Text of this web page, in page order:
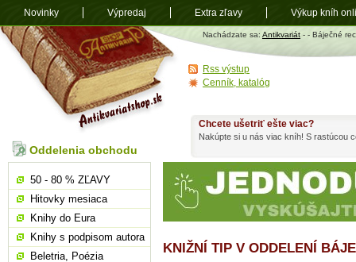
Antikvariát
shop.sk
Nachádzate sa: Antikvariát - - Báječné
KNIŽNÍ TIP V ODDELENÍ
Chcete ušetriť ešte viac?
Nakúpte si u nás viac kníh! S rastúcou
Oddelenia obchodu
50 - 80 % ZĽAVY
Hitovky mesiaca
Knihy do Eura
Knihy s podpisom autora
Beletria, Poézia
Rss výstup
Cenník, katalóg
Novinky Výpredaj Extra zľavy Výkup kníh